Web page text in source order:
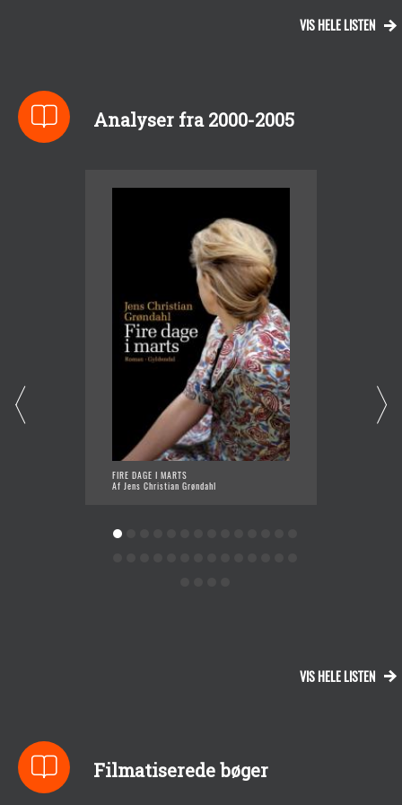
VIS HELE LISTEN
Analyser fra 2000-2005
FIRE DAGE I MARTS
Af Jens Christian Grøndahl
VIS HELE LISTEN
Filmatiserede bøger